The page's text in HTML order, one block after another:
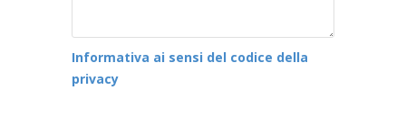
Informativa ai sensi del codice della
privacy